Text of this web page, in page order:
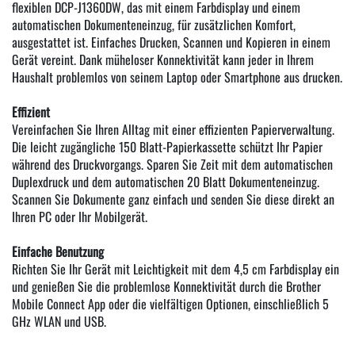
flexiblen DCP-J1360DW, das mit einem Farbdisplay und einem
automatischen Dokumenteneinzug, für zusätzlichen Komfort,
ausgestattet ist. Einfaches Drucken, Scannen und Kopieren in einem
Gerät vereint. Dank müheloser Konnektivität kann jeder in Ihrem
Haushalt problemlos von seinem Laptop oder Smartphone aus drucken.
Effizient
Vereinfachen Sie Ihren Alltag mit einer effizienten Papierverwaltung.
Die leicht zugängliche 150 Blatt-Papierkassette schützt Ihr Papier
während des Druckvorgangs. Sparen Sie Zeit mit dem automatischen
Duplexdruck und dem automatischen 20 Blatt Dokumenteneinzug.
Scannen Sie Dokumente ganz einfach und senden Sie diese direkt an
Ihren PC oder Ihr Mobilgerät.
Einfache Benutzung
Richten Sie Ihr Gerät mit Leichtigkeit mit dem 4,5 cm Farbdisplay ein
und genießen Sie die problemlose Konnektivität durch die Brother
Mobile Connect App oder die vielfältigen Optionen, einschließlich 5
GHz WLAN und USB.